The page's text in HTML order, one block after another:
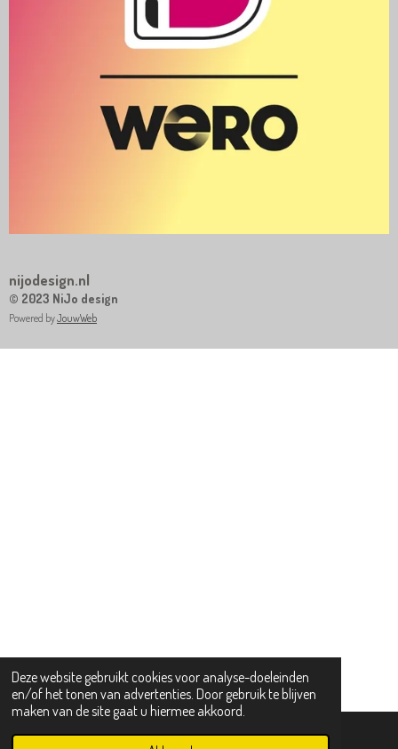
Deze website gebruikt cookies voor analyse-doeleinden
en/of het tonen van advertenties. Door gebruik te blijven
maken van de site gaat u hiermee akkoord.
nijodesign.nl
© 2023 NiJo design
Powered byJouwWeb